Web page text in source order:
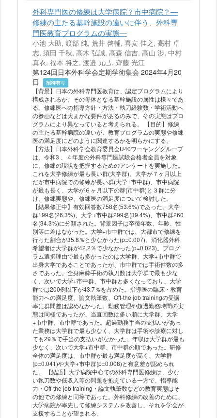
外科専門医の修練は大学病院？市中病院？―
修練の主たる基幹施設の違いに伴う、外科専
門医教育プログラムの実態―
小池 大助, 渡部 純, 荒井 啓輔, 喜安 佳之, 高村 卓
志, 須田 千秋, 高木 弘誠, 高森 信吉, 高山 渉, 中村
真衣, 福本 将之, 渡邉 元己, 齊藤 光江
第124回日本外科学会定期学術集会 2024年4月20
日
招待有り
【背景】日本の外科専門医教育は、認定プログラムにより
構成されるが、その母体となる基幹施設の属性は様々であ
る。修練医への指導方針・方法・執刀経験数・学術活動へ
の参画などは大まかな要件があるのみで、その実態はプロ
グラムにより異なっていると考えられる。 【目的】修練
の主たる基幹病院の違いが、教育プログラムの実態や修練
医の満足度にどのように関連するかを明らかにする。
【方法】日本外科学会教育委員会U40ワーキンググループ
は、令和3 、４年度の外科専門医試験合格者全員を対象
に、修練の現状を把握するためのアンケートを実施した。
これを大学修練が最も長い群(大学群)、大学が７ヶ月以上
だが市中病院での修練が長い群(大学+市中群)、市中病院
が最も長く、大学が６ヶ月以下の群(市中群)と３群に分
け、修練実態や、修練医の満足度について検討した。
【結果修正中】有効回答数758名(53.6%)であった。大学
群199名(26.3%)、大学+市中群299名(39.4%)、市中群260
名(34.3%)に分類された。背景因子は卒後年数、年齢、性
別等に差はなかった。大学+市中群では、大都市で修練を
行った割合が35.8％と少なかった(p=0.007)。消化器外科
希望者は大学群が42.2％で少なかった(p=0.023)。プログ
ラム選択理由で最も多かったのは大学群、大学+市中群で
出身大学であることであったが、市中群では手術件数の多
さであった。全身麻酔手術の執刀数は大学群で最も少な
く、次いで大学+市中群、市中群と多くなっており、大学
群では200例以下が43.7％を占めた。指導医の臨床・教育
能力への満足度、論文執筆数、Off-the job trainingの受講
率に群間差は認めなかった。勤務管理や超過勤務時間の実
態は同様であったが、当直回数は多い順に大学群、大学
+市中群、市中群であった。超過勤務手当の支払いがあっ
た業務は大学群で最も少なく、大学群は手術や診療に対し
ても29％で手当の支払いがなかった。年収は大学群が最も
少なく、次いで大学+市中群、市中群の順であった。研修
全体の満足度は、市中群が最も満足度が高く、大学群
(p=0.041)や大学+市中群(p=0.008)と有意差が認められ
た。 【結語】大学病院中心での外科専門医修練は、少な
い執刀数や低収入等の問題を抱えている一方で、指導能
力・Off-the job training・論文執筆数などの教育実態はそ
の他での修練と同等であった。外科修練の改善のために、
大学病院が率先して修練システムを改善し、それを学会が
支援することが望まれる。